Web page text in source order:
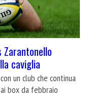
caviglia
un club che continua
box da febbraio